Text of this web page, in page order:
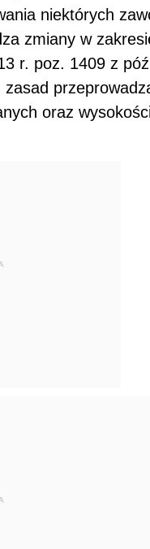
niektórych
zmiany w
r. poz. 1409 z
oraz